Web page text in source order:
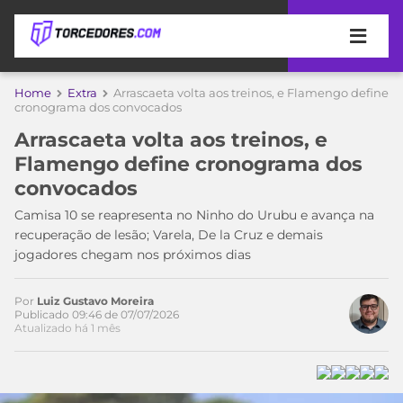
APOSTAS
DE
APOSTA
MELHORES
SITES
DE
APOSTAS
2026
COPA
DO
MUNDO
TIMES
MEU
TIME
CAMPEONATOS
Home Extra
Arrascaeta volta aos treinos, e Flamengo define
cronograma dos convocados
Arrascaeta volta aos treinos, e
Flamengo define cronograma dos
convocados
Camisa 10 se reapresenta no Ninho do Urubu e avança na
recuperação de lesão; Varela, De la Cruz e demais
jogadores chegam nos próximos dias
Por Luiz Gustavo Moreira
Publicado 09:46 de 07/07/2026
Atualizado há 1 mês